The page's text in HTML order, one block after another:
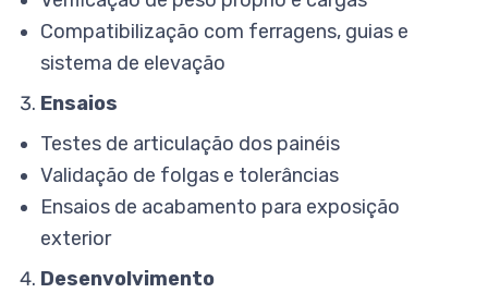
Compatibilização com ferragens, guias e
sistema de elevação
Ensaios
Testes de articulação dos painéis
Validação de folgas e tolerâncias
Ensaios de acabamento para exposição
exterior
Desenvolvimento